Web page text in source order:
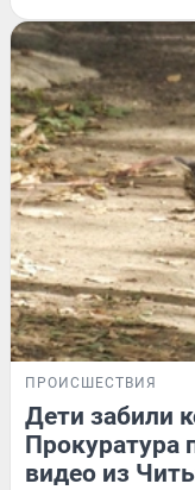
ПРОИСШЕСТВИЯ
Дети забили
видео из